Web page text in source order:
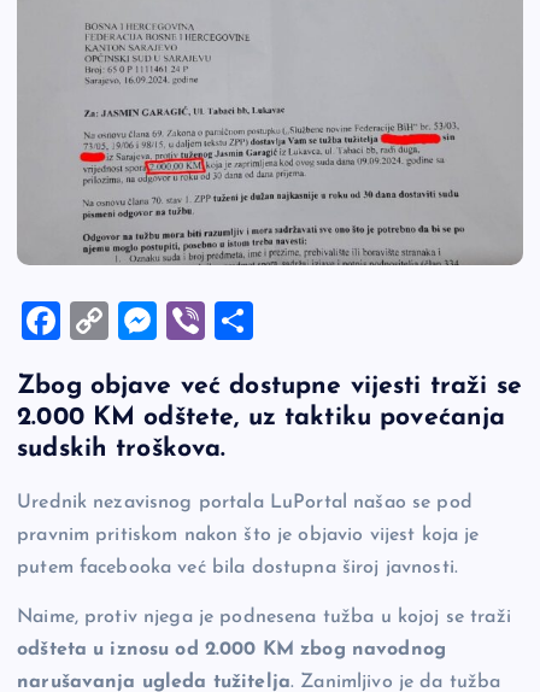
F
c
e
o
o
C
p
y
n
k
M
se
n
er
Vi
er ar
e
Zbog objave već dostupne vijesti traži se
2.000 KM odštete, uz taktiku povećanja
sudskih troškova.
Urednik nezavisnog portala LuPortal našao se pod
pravnim pritiskom nakon što je objavio vijest koja je
putem facebooka već bila dostupna široj javnosti.
Naime, protiv njega je podnesena tužba u kojoj se traži
odšteta u iznosu od 2.000 KM zbog navodnog
narušavanja ugleda tužitelja. Zanimljivo je da tužba